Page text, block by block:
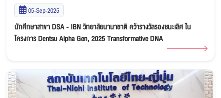
05-Sep-2025
นักศึกษาสาขา DSA - IBN วิทยาลัยนานาชาติ คว้ารางวัลรองชนะเลิศ ใน
โครงการ Dentsu Alpha Gen, 2025 Transformative DNA